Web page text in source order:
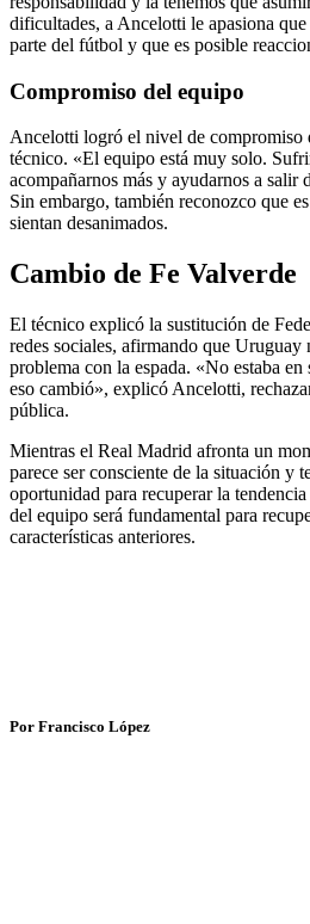
dificultades, a Ancelotti le apasiona que
parte del fútbol y que es posible
Compromiso del equipo
Ancelotti logró el nivel de compromiso
técnico. «El equipo está muy solo.
acompañarnos más y ayudarnos a salir
Sin embargo, también reconozco que
sientan desanimados.
Cambio de Fe Valverde
El técnico explicó la sustitución de
redes sociales, afirmando que Uruguay
problema con la espada. «No estaba
eso cambió», explicó Ancelotti,
pública.
Mientras el Real Madrid afronta un
parece ser consciente de la situación y
oportunidad para recuperar la
del equipo será fundamental para
características anteriores.
Por Francisco López